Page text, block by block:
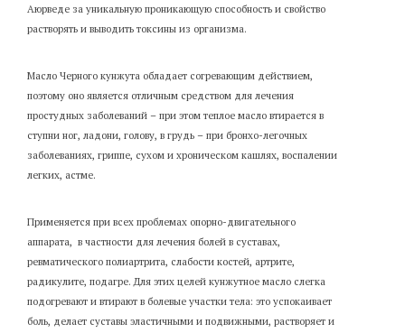
Аюрведе за уникальную проникающую способность и свойство
растворять и выводить токсины из организма.
Масло Черного кунжута обладает согревающим действием,
поэтому оно является отличным средством для лечения
простудных заболеваний – при этом теплое масло втирается в
ступни ног, ладони, голову, в грудь – при бронхо-легочных
заболеваниях, гриппе, сухом и хроническом кашлях, воспалении
легких, астме.
Применяется при всех проблемах опорно-двигательного
аппарата, в частности для лечения болей в суставах,
ревматического полиартрита, слабости костей, артрите,
радикулите, подагре. Для этих целей кунжутное масло слегка
подогревают и втирают в болевые участки тела: это успокаивает
боль, делает суставы эластичными и подвижными, растворяет и